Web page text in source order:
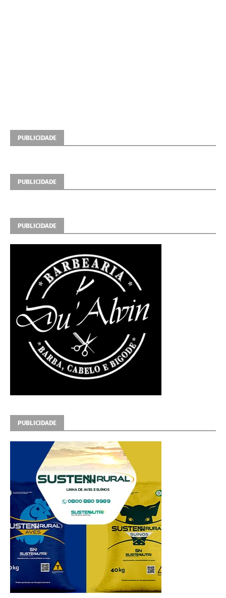
PUBLICIDADE
PUBLICIDADE
PUBLICIDADE
PUBLICIDADE